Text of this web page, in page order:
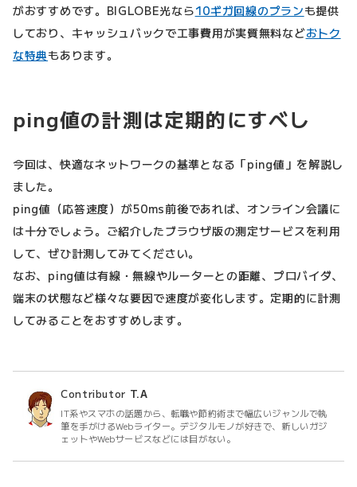
がおすすめです。BIGLOBE光なら10ギガ回線のプランも提供
しており、キャッシュバックで工事費用が実質無料などおトク
な特典もあります。
ping値の計測は定期的にすべし
今回は、快適なネットワークの基準となる「ping値」を解説し
ました。
ping値（応答速度）が50ms前後であれば、オンライン会議に
は十分でしょう。ご紹介したブラウザ版の測定サービスを利用
して、ぜひ計測してみてください。
なお、ping値は有線・無線やルーターとの距離、プロバイダ、
端末の状態など様々な要因で速度が変化します。定期的に計測
してみることをおすすめします。
Contributor T.A
IT系やスマホの話題から、転職や節約術まで幅広いジャンルで執
筆を手がけるWebライター。デジタルモノが好きで、新しいガジ
ェットやWebサービスなどには目がない。